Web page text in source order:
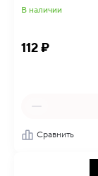
В наличии
112 ₽
Сравнить